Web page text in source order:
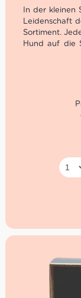
In der kleinen
Leidenschaft
Sortiment.
Hund auf die
bekam
der Giuliano
Märztrüffel in
optisch als
eignen sich
Gerichten.
frischen